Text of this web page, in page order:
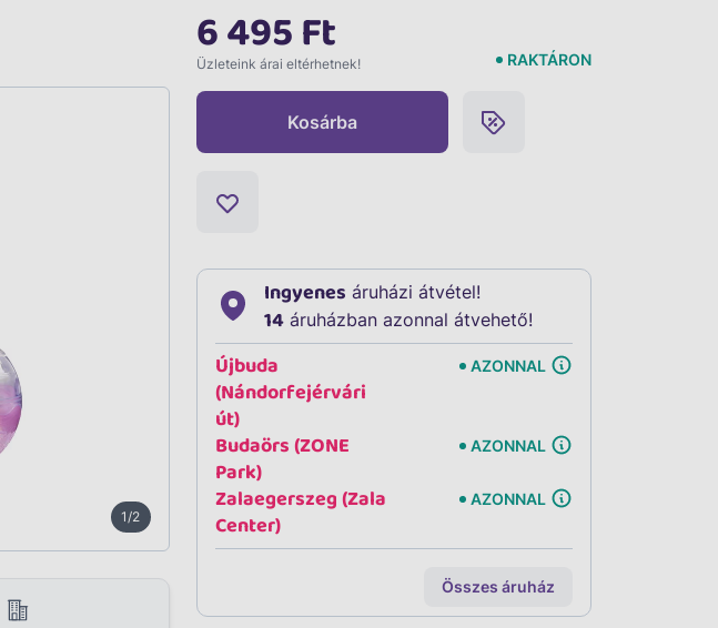
1/2
6 495 Ft
Üzleteink árai eltérhetnek! RAKTÁRON
Kosárba
Ingyenes áruházi átvétel!
14 áruházban azonnal átvehető!
Újbuda
(Nándorfejérvári
út)
AZONNAL
Budaörs (ZONE
Park)
AZONNAL
Zalaegerszeg (Zala
Center)
AZONNAL
Összes áruház